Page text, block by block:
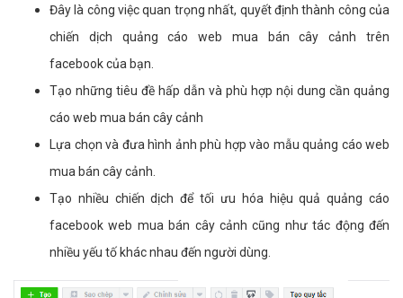
Đây là công việc quan trọng nhất, quyết định thành công của
chiến dịch quảng cáo web mua bán cây cảnh trên
facebook của bạn.
Tạo những tiêu đề hấp dẫn và phù hợp nội dung cần quảng
cáo web mua bán cây cảnh
Lựa chọn và đưa hình ảnh phù hợp vào mẫu quảng cáo web
mua bán cây cảnh.
Tạo nhiều chiến dịch để tối ưu hóa hiệu quả quảng cáo
facebook web mua bán cây cảnh cũng như tác động đến
nhiều yếu tố khác nhau đến người dùng.